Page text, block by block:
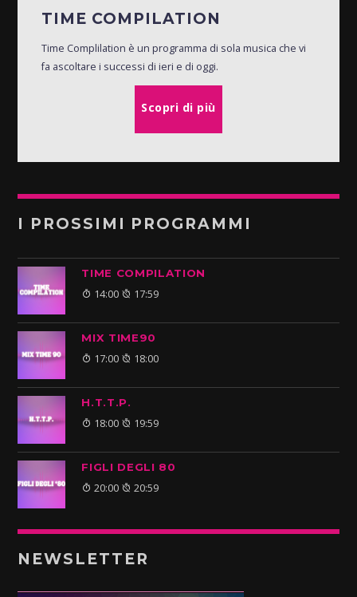
TIME COMPILATION
Time Complilation è un programma di sola musica che vi
fa ascoltare i successi di ieri e di oggi.
Scopri di più
I PROSSIMI PROGRAMMI
TIME COMPILATION
14:00 17:59
MIX TIME90
17:00 18:00
H.T.T.P.
18:00 19:59
FIGLI DEGLI 80
20:00 20:59
NEWSLETTER